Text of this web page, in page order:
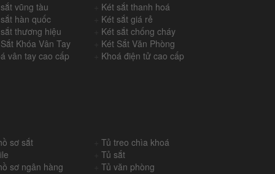
vũng tàu
Két sắt thanh hoá
hàn quốc
Két sắt giá rẻ
thương hiệu
Két sắt chống cháy
Khóa Vân Tay
Két Sắt Văn Phòng
vân tay cao cấp Khoá điện tử cao cấp
sơ sắt
Tủ treo chìa khoá
Tủ sắt
sơ ngân hàng
Tủ văn phòng